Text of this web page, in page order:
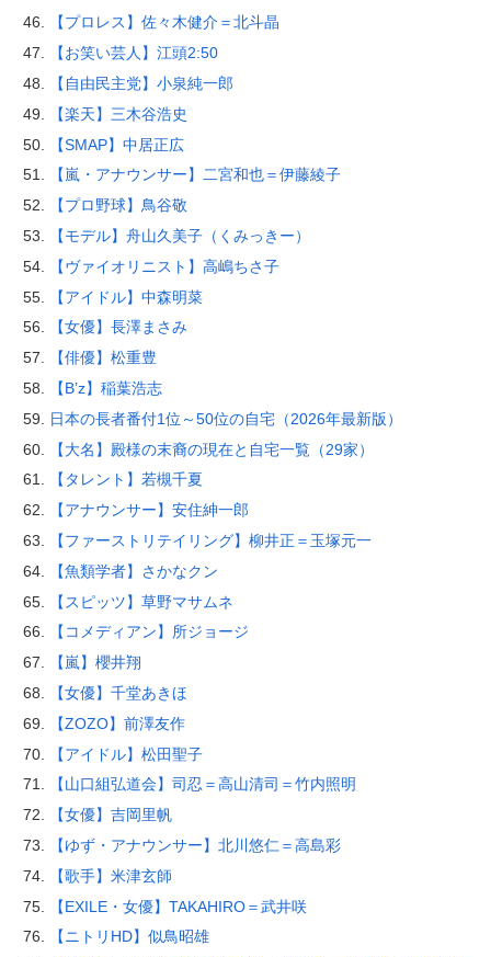
【プロレス】佐々木健介＝北斗晶
【お笑い芸人】江頭2:50
【自由民主党】小泉純一郎
【楽天】三木谷浩史
【SMAP】中居正広
【嵐・アナウンサー】二宮和也＝伊藤綾子
【プロ野球】鳥谷敬
【モデル】舟山久美子（くみっきー）
【ヴァイオリニスト】高嶋ちさ子
【アイドル】中森明菜
【女優】長澤まさみ
【俳優】松重豊
【B’z】稲葉浩志
日本の長者番付1位～50位の自宅（2026年最新版）
【大名】殿様の末裔の現在と自宅一覧（29家）
【タレント】若槻千夏
【アナウンサー】安住紳一郎
【ファーストリテイリング】柳井正＝玉塚元一
【魚類学者】さかなクン
【スピッツ】草野マサムネ
【コメディアン】所ジョージ
【嵐】櫻井翔
【女優】千堂あきほ
【ZOZO】前澤友作
【アイドル】松田聖子
【山口組弘道会】司忍＝高山清司＝竹内照明
【女優】吉岡里帆
【ゆず・アナウンサー】北川悠仁＝高島彩
【歌手】米津玄師
【EXILE・女優】TAKAHIRO＝武井咲
【ニトリHD】似鳥昭雄